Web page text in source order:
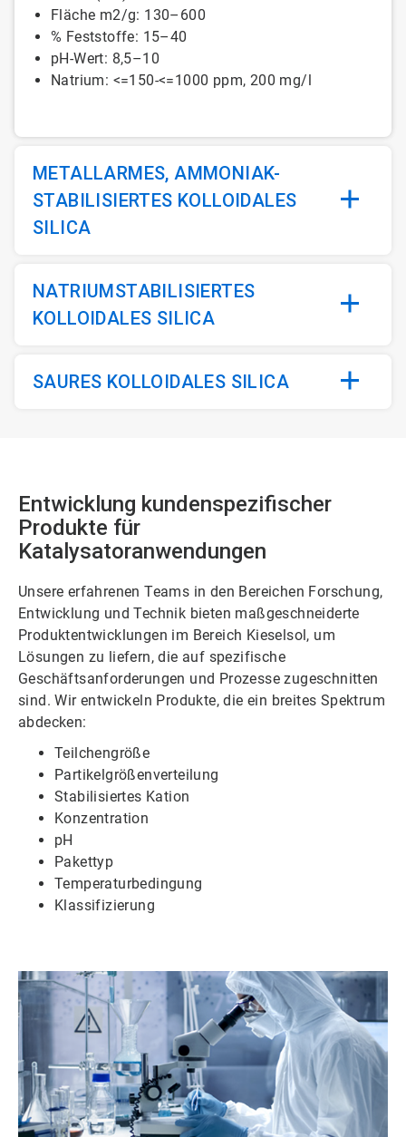
Fläche m2/g: 130–600
% Feststoffe: 15–40
pH-Wert: 8,5–10
Natrium: <=150-<=1000 ppm, 200 mg/l
METALLARMES, AMMONIAK-
STABILISIERTES KOLLOIDALES
SILICA
NATRIUMSTABILISIERTES
KOLLOIDALES SILICA
SAURES KOLLOIDALES SILICA
Entwicklung kundenspezifischer
Produkte für
Katalysatoranwendungen​​​​​​​
Unsere erfahrenen Teams in den Bereichen Forschung,
Entwicklung und Technik bieten maßgeschneiderte
Produktentwicklungen im Bereich Kieselsol, um
Lösungen zu liefern, die auf spezifische
Geschäftsanforderungen und Prozesse zugeschnitten
sind. Wir entwickeln Produkte, die ein breites Spektrum
abdecken:
Teilchengröße
Partikelgrößenverteilung
Stabilisiertes Kation
Konzentration
pH
Pakettyp
Temperaturbedingung
Klassifizierung​​​​​​​